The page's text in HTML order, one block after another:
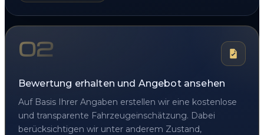
02
Bewertung erhalten und Angebot ansehen
Auf Basis Ihrer Angaben erstellen wir eine kostenlose
und transparente Fahrzeugeinschätzung. Dabei
berücksichtigen wir unter anderem Zustand,